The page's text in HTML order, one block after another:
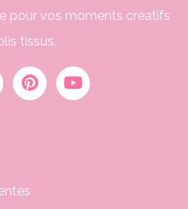
pour vos moments créatifs
tissus.